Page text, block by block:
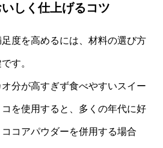
しく仕上げるコツ
度を高めるには、材料の選び方
す。
分が高すぎず食べやすいスイー
コを使用すると、多くの年代に好
コアパウダーを併用する場合